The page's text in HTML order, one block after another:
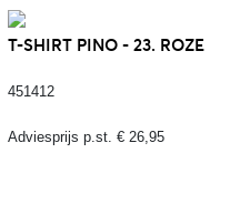
T-SHIRT PINO - 23. ROZE
451412
Adviesprijs p.st. € 26,95